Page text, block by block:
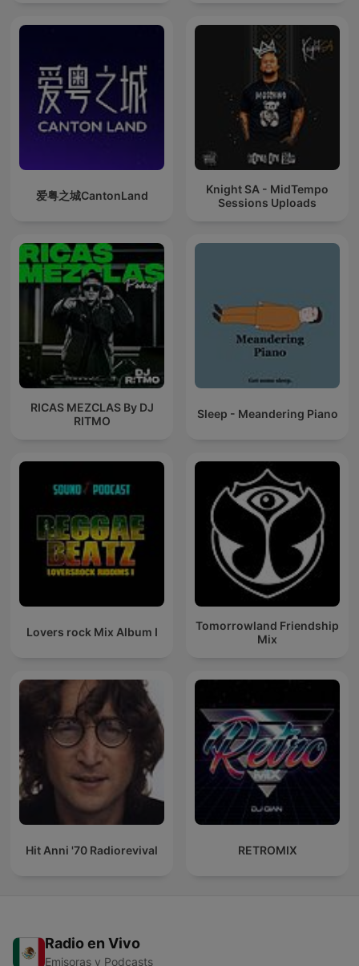
爱粤之城CantonLand
Knight SA - MidTempo
Sessions Uploads
RICAS MEZCLAS By DJ
RITMO
Sleep - Meandering Piano
Lovers rock Mix Album I
Tomorrowland Friendship
Mix
Hit Anni '70 Radiorevival RETROMIX
Radio en Vivo
Emisoras y Podcasts